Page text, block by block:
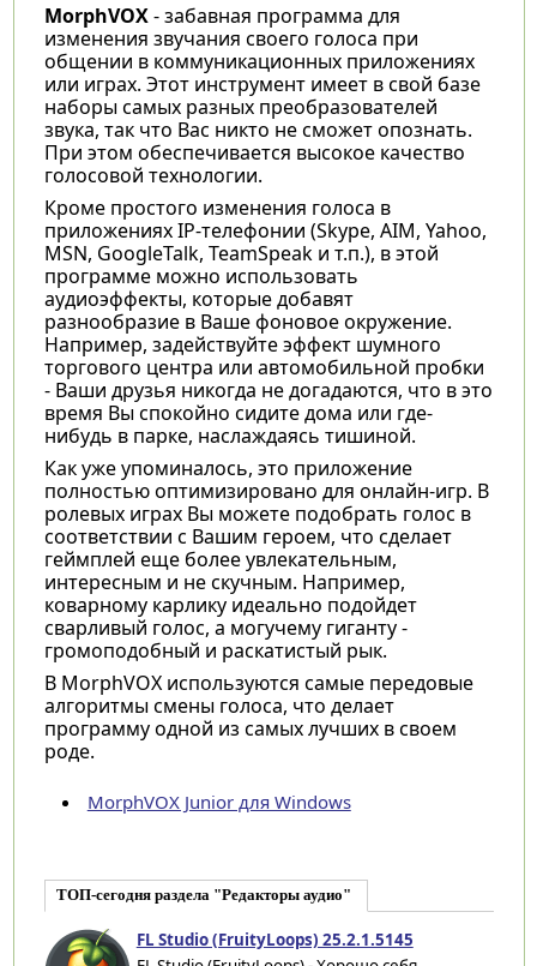
MorphVOX- забавная программа для
изменения звучания своего голоса при
общении в коммуникационных приложениях
или играх. Этот инструмент имеет в свой базе
наборы самых разных преобразователей
звука, так что Вас никто не сможет опознать.
При этом обеспечивается высокое качество
голосовой технологии.
Кроме простого изменения голоса в
приложениях IP-телефонии (Skype, AIM, Yahoo,
MSN, GoogleTalk, TeamSpeak и т.п.), в этой
программе можно использовать
аудиоэффекты, которые добавят
разнообразие в Ваше фоновое окружение.
Например, задействуйте эффект шумного
торгового центра или автомобильной пробки
- Ваши друзья никогда не догадаются, что в это
время Вы спокойно сидите дома или где-
нибудь в парке, наслаждаясь тишиной.
Как уже упоминалось, это приложение
полностью оптимизировано для онлайн-игр. В
ролевых играх Вы можете подобрать голос в
соответствии с Вашим героем, что сделает
геймплей еще более увлекательным,
интересным и не скучным. Например,
коварному карлику идеально подойдет
сварливый голос, а могучему гиганту -
громоподобный и раскатистый рык.
В MorphVOX используются самые передовые
алгоритмы смены голоса, что делает
программу одной из самых лучших в своем
роде.
MorphVOX Junior для Windows
ТОП-сегодня раздела "Редакторы аудио"
FL Studio (FruityLoops) 25.2.1.5145